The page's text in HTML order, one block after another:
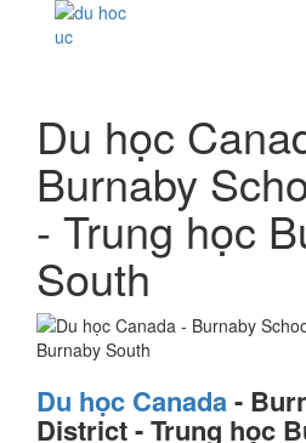
Du học
Burnaby
- Trung học
South
Du học Canada-
District -Trung học